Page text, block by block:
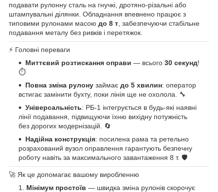
подавати рулонну сталь на гнучкі, дротяно-різальні або
штампувальні ділянки. Обладнання впевнено працює з
типовими рулонами масою до 8 т , забезпечуючи стабільне
подавання металу без ривків і перетяжок.
⚡ Головні переваги
Миттєвий розтискання оправи — всього 30 секунд!
⏱️
Повна зміна рулону займає до 5 хвилин: оператор
встигає замінити бухту, поки лінія ще не охолола. 🔧
Універсальність: РБ-1 інтегрується в будь-які наявні
лінії подавання, підвищуючи їхню вихідну потужність
без дорогих модернізацій. 🔄
Надійна конструкція: посилена рама та ретельно
розрахований вузол оправлення гарантують безпечну
роботу навіть за максимального завантаження 8 т. 🛡️
🚀 Як це допомагає вашому виробленню
Мінімум простоїв — швидка зміна рулонів скорочує